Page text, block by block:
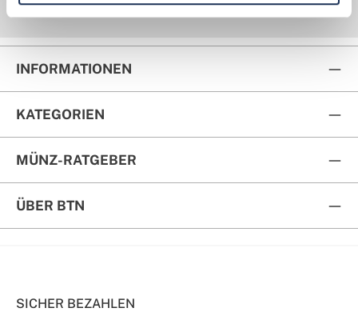
INFORMATIONEN
KATEGORIEN
MÜNZ-RATGEBER
ÜBER BTN
SICHER BEZAHLEN